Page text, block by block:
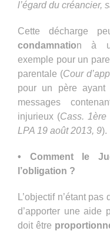
l’égard du créancier,
Cette décharge
condamnation à
exemple pour un
parentale (Cour
pour un père ayant
messages
injurieux (Cass. 1ère
LPA 19 août 2013, 9).
• Comment le
l’obligation ?
L’objectif n’étant
d’apporter une aide
doit être